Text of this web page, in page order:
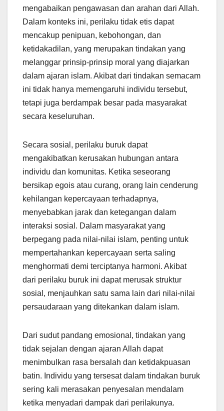
mengabaikan pengawasan dan arahan dari Allah.
Dalam konteks ini, perilaku tidak etis dapat
mencakup penipuan, kebohongan, dan
ketidakadilan, yang merupakan tindakan yang
melanggar prinsip-prinsip moral yang diajarkan
dalam ajaran islam. Akibat dari tindakan semacam
ini tidak hanya memengaruhi individu tersebut,
tetapi juga berdampak besar pada masyarakat
secara keseluruhan.
Secara sosial, perilaku buruk dapat
mengakibatkan kerusakan hubungan antara
individu dan komunitas. Ketika seseorang
bersikap egois atau curang, orang lain cenderung
kehilangan kepercayaan terhadapnya,
menyebabkan jarak dan ketegangan dalam
interaksi sosial. Dalam masyarakat yang
berpegang pada nilai-nilai islam, penting untuk
mempertahankan kepercayaan serta saling
menghormati demi terciptanya harmoni. Akibat
dari perilaku buruk ini dapat merusak struktur
sosial, menjauhkan satu sama lain dari nilai-nilai
persaudaraan yang ditekankan dalam islam.
Dari sudut pandang emosional, tindakan yang
tidak sejalan dengan ajaran Allah dapat
menimbulkan rasa bersalah dan ketidakpuasan
batin. Individu yang tersesat dalam tindakan buruk
sering kali merasakan penyesalan mendalam
ketika menyadari dampak dari perilakunya.